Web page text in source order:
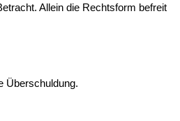
Allein die Rechtsform befreit
Überschuldung.